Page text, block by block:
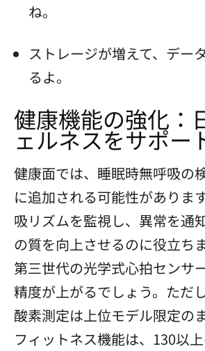
ね。
ストレージが増えて、デー
るよ。
健康機能の強化：
ェルネスをサポー
健康面では、睡眠時無呼吸の
に追加される可能性がありま
吸リズムを監視し、異常を通
の質を向上させるのに役立ちま
第三世代の光学式心拍センサ
精度が上がるでしょう。ただ
酸素測定は上位モデル限定の
フィットネス機能は、130以